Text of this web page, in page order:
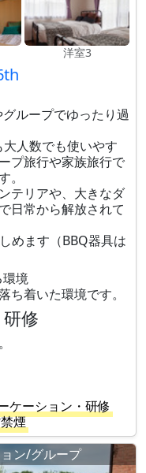
洋室3
ループでゆったり過
人数でも使いやす
プ旅行や家族旅行で
。
テリアや、大きなダ
日常から解放されて
めます（BBQ器具は
境
ち着いた環境です。
修
ケーション・研修
煙
ン/グループ